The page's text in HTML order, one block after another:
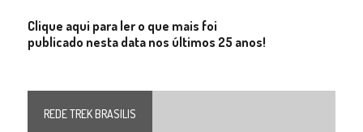
Clique aqui para ler o que mais foi
publicado nesta data nos últimos 25 anos!
REDE TREK BRASILIS